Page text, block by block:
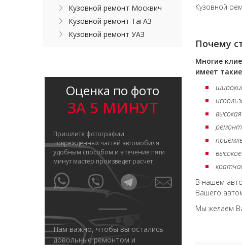
Кузовной
Почему
Многие
имеет
ремонт
В нашем
Вашего
Мы желаем
Кузовной ремонт Москвич
Кузовной ремонт ТагАЗ
Кузовной ремонт УАЗ
Оценка по фото
ЗА 5 МИНУТ
Пришлите фотографии
поврежденных частей автомобиля
удобным способом и в течение пяти
минут мастер произведет расчет
Нам важно, чтобы вы остались
довольные ремонтом и